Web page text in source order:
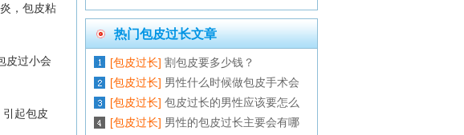
，包皮粘
皮过小会
起包皮
热门包皮过长文章
[包皮过长] 割包皮要多少钱？
[包皮过长] 男性什么时候做包皮手术会
[包皮过长] 包皮过长的男性应该要怎么
[包皮过长] 男性的包皮过长主要会有哪